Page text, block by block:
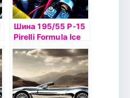
Шина 195/55 Р-15
Pirelli Formula Ice
85T б/к шип